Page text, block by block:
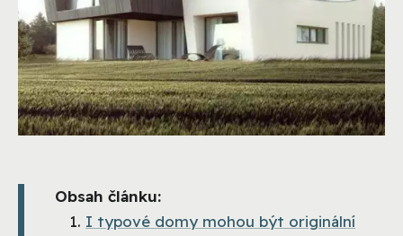
Obsah článku:
I typové domy mohou být originální